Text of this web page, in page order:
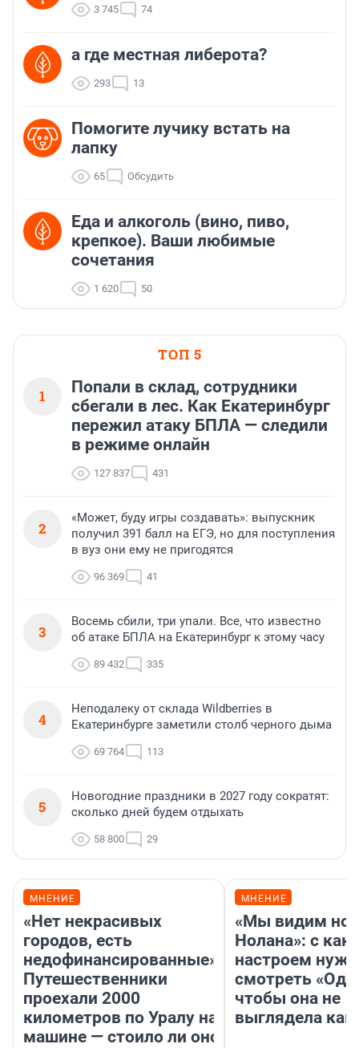
3 745 74
а где местная либерота?
293 13
Помогите лучику встать на
лапку
65 Обсудить
Еда и алкоголь (вино, пиво,
крепкое). Ваши любимые
сочетания
1 620 50
ТОП 5
1
Попали в склад, сотрудники
сбегали в лес. Как Екатеринбург
пережил атаку БПЛА — следили
в режиме онлайн
127 837 431
2
«Может, буду игры создавать»: выпускник
получил 391 балл на ЕГЭ, но для поступления
в вуз они ему не пригодятся
96 369 41
3
Восемь сбили, три упали. Все, что известно
об атаке БПЛА на Екатеринбург к этому часу
89 432 335
4
Неподалеку от склада Wildberries в
Екатеринбурге заметили столб черного дыма
69 764 113
5
Новогодние праздники в 2027 году сократят:
сколько дней будем отдыхать
58 800 29
МНЕНИЕ
«Нет некрасивых
городов, есть
недофинансированные».
Путешественники
проехали 2000
километров по Уралу на
машине — стоило ли оно
МНЕНИЕ
«Мы видим
Нолана»: с
настроем
смотреть
чтобы она не
выглядела как